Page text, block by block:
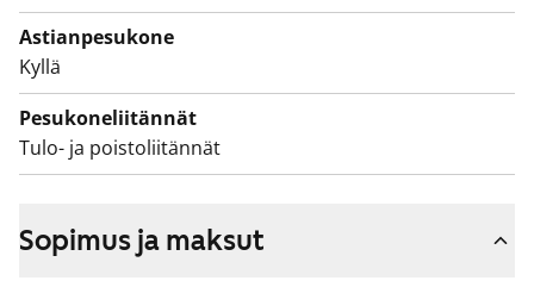
Astianpesukone
Kyllä
Pesukoneliitännät
Tulo- ja poistoliitännät
Sopimus ja maksut